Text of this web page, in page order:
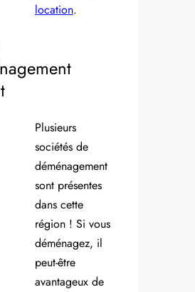
location.
Plusieurs
sociétés de
déménagement
sont présentes
dans cette
région ! Si vous
déménagez, il
peut-être
avantageux de